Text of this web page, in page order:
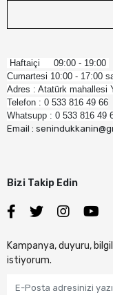
Haftaiçi 09:00 - 19:00
Cumartesi 10:00 - 17:00
Adres : Atatürk mahallesi
Telefon : 0 533 816 49 66
Whatsupp : 0 533 816 49
Email :
Bizi Takip Edin
Kampanya, duyuru,
istiyorum.